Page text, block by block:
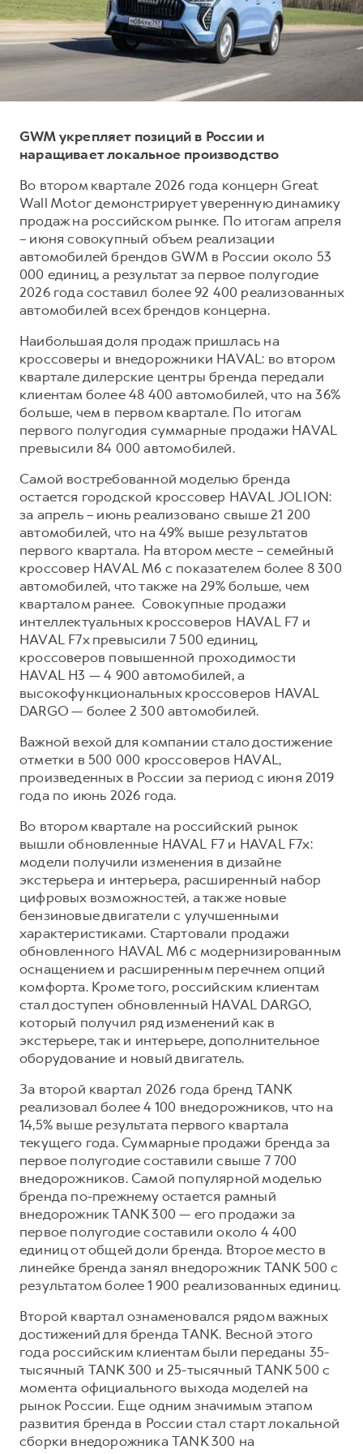
от 3 499 000 ₽
от 2 899 000 ₽ от 3 599 000 ₽
от 3 449 000 ₽
Тест-драйв
Трейд-ин
КРЕДИТ И СТРАХОВАНИЕ
Кредитный калькулятор
Страхование
Кредит
КОРПОРАТИВНЫМ КЛИЕНТАМ
Для малого бизнеса
Корпоративным клиентам
Крупным корпоративным клиентам
Система управления автопарком
Сервис для корпоративных клиентов
HAVAL Лизинг
АКСЕССУАРЫ HAVAL
Автомобильные аксессуары
Коллекция CITY
Коллекция Базовая
Коллекция Детская
СЕРВИСНОЕ ОБСЛУЖИВАНИЕ
Нулевое ТО
Программа «Помощь на дороге»
Регламенты технического обслуживания
Электронный ПТС
ПОДДЕРЖКА
GWM Безопасность
Гарантия HAVAL
Мобильное приложение GWM
Программа «HAVAL Защита+»
Руководства по эксплуатации
Подписки
АКСЕССУАРЫ HAVAL
Автомобильные аксессуары
Коллекция CITY
Коллекция Базовая
Коллекция Детская
О дилере
Наша команда
GWM укрепляет позиций в России и
наращивает локальное производство
Во втором квартале 2026 года концерн Great
Wall Motor демонстрирует уверенную динамику
продаж на российском рынке. По итогам апреля
– июня совокупный объем реализации
автомобилей брендов GWM в России около 53
000 единиц, а результат за первое полугодие
2026 года составил более 92 400 реализованных
автомобилей всех брендов концерна.
Наибольшая доля продаж пришлась на
кроссоверы и внедорожники HAVAL: во втором
квартале дилерские центры бренда передали
клиентам более 48 400 автомобилей, что на 36%
больше, чем в первом квартале. По итогам
первого полугодия суммарные продажи HAVAL
превысили 84 000 автомобилей.
Самой востребованной моделью бренда
остается городской кроссовер HAVAL JOLION:
за апрель – июнь реализовано свыше 21 200
автомобилей, что на 49% выше результатов
первого квартала. На втором месте – семейный
кроссовер HAVAL M6 с показателем более 8 300
автомобилей, что также на 29% больше, чем
кварталом ранее. Совокупные продажи
интеллектуальных кроссоверов HAVAL F7 и
HAVAL F7x превысили 7 500 единиц,
кроссоверов повышенной проходимости
HAVAL H3 — 4 900 автомобилей, а
высокофункциональных кроссоверов HAVAL
DARGO — более 2 300 автомобилей.
Важной вехой для компании стало достижение
отметки в 500 000 кроссоверов HAVAL,
произведенных в России за период с июня 2019
года по июнь 2026 года.
Во втором квартале на российский рынок
вышли обновленные HAVAL F7 и HAVAL F7x:
модели получили изменения в дизайне
экстерьера и интерьера, расширенный набор
цифровых возможностей, а также новые
бензиновые двигатели с улучшенными
характеристиками. Стартовали продажи
обновленного HAVAL M6 с модернизированным
оснащением и расширенным перечнем опций
комфорта. Кроме того, российским клиентам
стал доступен обновленный HAVAL DARGO,
который получил ряд изменений как в
экстерьере, так и интерьере, дополнительное
оборудование и новый двигатель.
За второй квартал 2026 года бренд TANK
реализовал более 4 100 внедорожников, что на
14,5% выше результата первого квартала
текущего года. Суммарные продажи бренда за
первое полугодие составили свыше 7 700
внедорожников. Самой популярной моделью
бренда по-прежнему остается рамный
внедорожник TANK 300 — его продажи за
первое полугодие составили около 4 400
единиц от общей доли бренда. Второе место в
линейке бренда занял внедорожник TANK 500 с
результатом более 1 900 реализованных единиц.
Второй квартал ознаменовался рядом важных
достижений для бренда TANK. Весной этого
года российским клиентам были переданы 35-
тысячный TANK 300 и 25-тысячный TANK 500 с
момента официального выхода моделей на
рынок России. Еще одним значимым этапом
развития бренда в России стал старт локальной
сборки внедорожника TANK 300 на